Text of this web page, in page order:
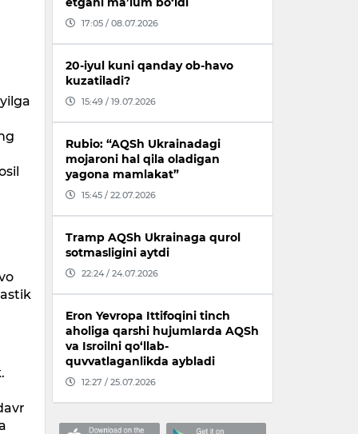
17:05 / 08.07.2026
20-iyul kuni qanday ob-havo
kuzatiladi?
15:49 / 19.07.2026
Rubio: “AQSh Ukrainadagi
mojaroni hal qila oladigan
yagona mamlakat”
15:45 / 22.07.2026
Tramp AQSh Ukrainaga qurol
sotmasligini aytdi
22:24 / 24.07.2026
Eron Yevropa Ittifoqini tinch
aholiga qarshi hujumlarda AQSh
va Isroilni qo‘llab-
quvvatlaganlikda aybladi
12:27 / 25.07.2026